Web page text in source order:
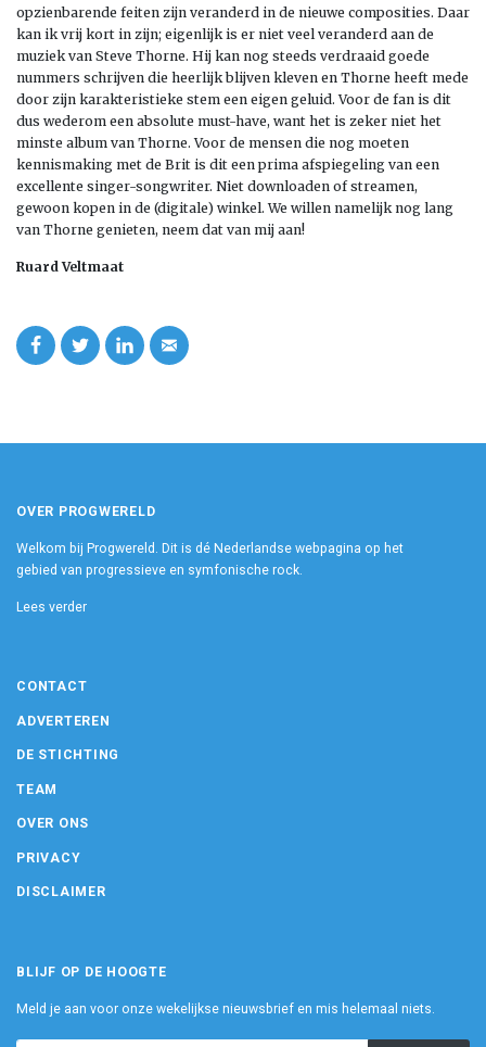
opzienbarende feiten zijn veranderd in de nieuwe composities. Daar
kan ik vrij kort in zijn; eigenlijk is er niet veel veranderd aan de
muziek van Steve Thorne. Hij kan nog steeds verdraaid goede
nummers schrijven die heerlijk blijven kleven en Thorne heeft mede
door zijn karakteristieke stem een eigen geluid. Voor de fan is dit
dus wederom een absolute must-have, want het is zeker niet het
minste album van Thorne. Voor de mensen die nog moeten
kennismaking met de Brit is dit een prima afspiegeling van een
excellente singer-songwriter. Niet downloaden of streamen,
gewoon kopen in de (digitale) winkel. We willen namelijk nog lang
van Thorne genieten, neem dat van mij aan!
Ruard Veltmaat
OVER PROGWERELD
Welkom bij Progwereld. Dit is dé Nederlandse webpagina op het
gebied van progressieve en symfonische rock.
Lees verder
CONTACT
ADVERTEREN
DE STICHTING
TEAM
OVER ONS
PRIVACY
DISCLAIMER
BLIJF OP DE HOOGTE
Meld je aan voor onze wekelijkse nieuwsbrief en mis helemaal niets.